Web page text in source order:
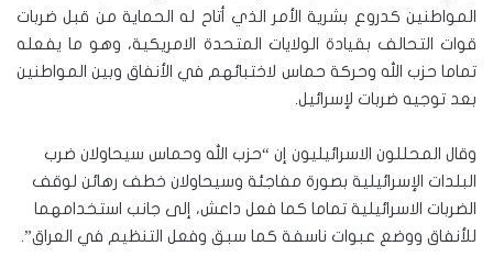
المواطنين كدروع بشرية الأمر الذي أتاح له الحماية من قبل ضربات
قوات التحالف بقيادة الولايات المتحدة الامريكية، وهو ما يفعله
تماما حزب الله وحركة حماس لاختبائهم في الأنفاق وبين المواطنين
بعد توجيه ضربات لإسرائيل.
وقال المحللون الاسرائيليون إن “حزب الله وحماس سيحاولان ضرب
البلدات الإسرائيلية بصورة مفاجئة وسيحاولان خطف رهائن لوقف
الضربات الاسرائيلية تماما كما فعل داعش، إلى جانب استخدامهما
للأنفاق ووضع عبوات ناسفة كما سبق وفعل التنظيم في العراق”.